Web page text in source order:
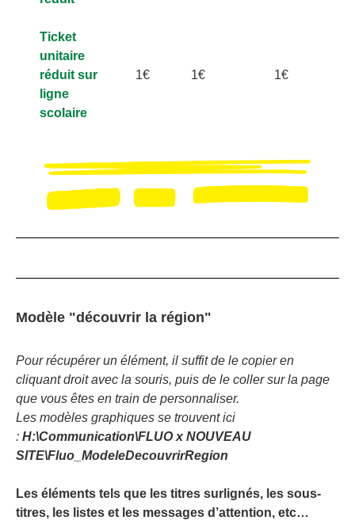
Ticket
unitaire
réduit sur
ligne
scolaire
1€ 1€ 1€
Modèle "découvrir la région"
Pour récupérer un élément, il suffit de le copier en
cliquant droit avec la souris, puis de le coller sur la page
que vous êtes en train de personnaliser.
Les modèles graphiques se trouvent ici
: H:\Communication\FLUO x NOUVEAU
SITE\Fluo_ModeleDecouvrirRegion
Les éléments tels que les titres surlignés, les sous-
titres, les listes et les messages d’attention, etc…